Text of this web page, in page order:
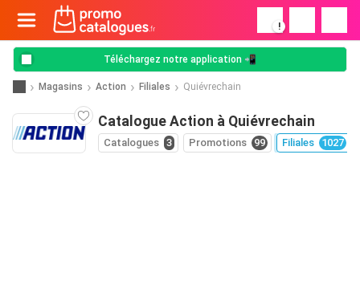
!
Téléchargez notre application 📲
Magasins Action Filiales Quiévrechain
Catalogue Action à Quiévrechain
Catalogues 3 Promotions 99 Filiales 1027